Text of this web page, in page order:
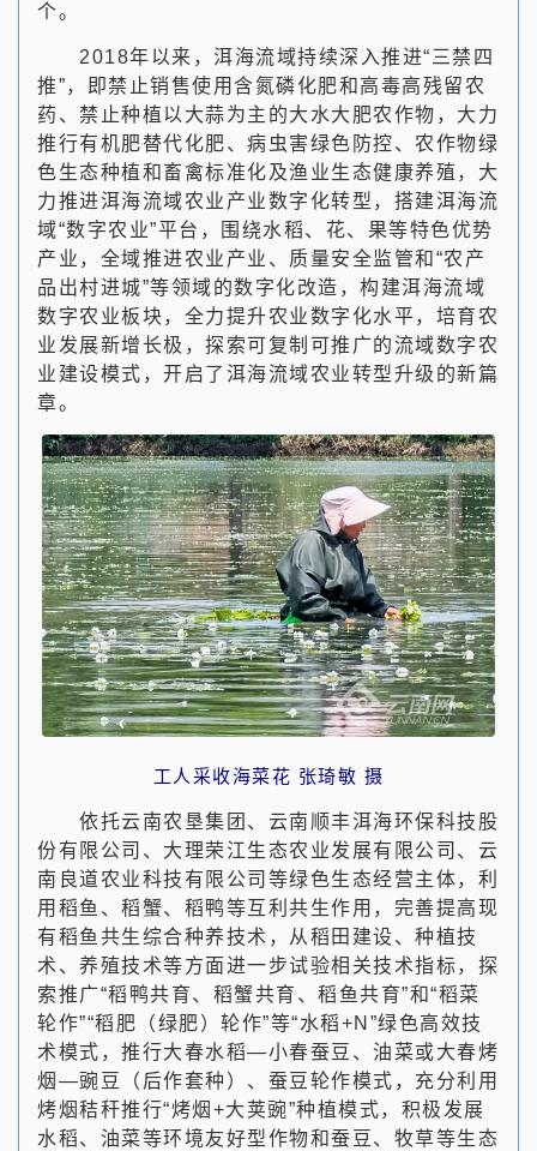
个。
2018年以来，洱海流域持续深入推进“三禁四
推”，即禁止销售使用含氮磷化肥和高毒高残留农
药、禁止种植以大蒜为主的大水大肥农作物，大力
推行有机肥替代化肥、病虫害绿色防控、农作物绿
色生态种植和畜禽标准化及渔业生态健康养殖，大
力推进洱海流域农业产业数字化转型，搭建洱海流
域“数字农业”平台，围绕水稻、花、果等特色优势
产业，全域推进农业产业、质量安全监管和“农产
品出村进城”等领域的数字化改造，构建洱海流域
数字农业板块，全力提升农业数字化水平，培育农
业发展新增长极，探索可复制可推广的流域数字农
业建设模式，开启了洱海流域农业转型升级的新篇
章。
工人采收海菜花 张琦敏 摄
依托云南农垦集团、云南顺丰洱海环保科技股
份有限公司、大理荣江生态农业发展有限公司、云
南良道农业科技有限公司等绿色生态经营主体，利
用稻鱼、稻蟹、稻鸭等互利共生作用，完善提高现
有稻鱼共生综合种养技术，从稻田建设、种植技
术、养殖技术等方面进一步试验相关技术指标，探
索推广“稻鸭共育、稻蟹共育、稻鱼共育”和“稻菜
轮作”“稻肥（绿肥）轮作”等“水稻+N”绿色高效技
术模式，推行大春水稻—小春蚕豆、油菜或大春烤
烟—豌豆（后作套种）、蚕豆轮作模式，充分利用
烤烟秸秆推行“烤烟+大荚豌”种植模式，积极发展
水稻、油菜等环境友好型作物和蚕豆、牧草等生态